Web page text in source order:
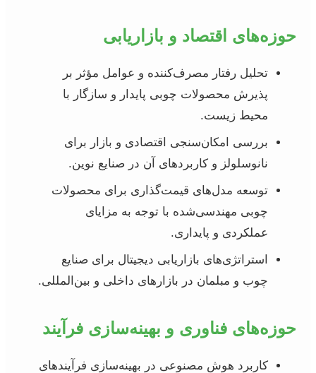
حوزه‌های اقتصاد و بازاریابی
تحلیل رفتار مصرف‌کننده و عوامل مؤثر بر
پذیرش محصولات چوبی پایدار و سازگار با
محیط زیست.
بررسی امکان‌سنجی اقتصادی و بازار برای
نانوسلولز و کاربردهای آن در صنایع نوین.
توسعه مدل‌های قیمت‌گذاری برای محصولات
چوبی مهندسی‌شده با توجه به مزایای
عملکردی و پایداری.
استراتژی‌های بازاریابی دیجیتال برای صنایع
چوب و مبلمان در بازارهای داخلی و بین‌المللی.
حوزه‌های فناوری و بهینه‌سازی فرآیند
کاربرد هوش مصنوعی در بهینه‌سازی فرآیندهای